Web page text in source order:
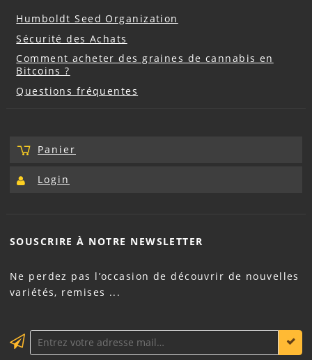
Humboldt Seed Organization
Sécurité des Achats
Comment acheter des graines de cannabis en
Bitcoins ?
Questions fréquentes
Panier
Login
SOUSCRIRE À NOTRE NEWSLETTER
Ne perdez pas l’occasion de découvrir de nouvelles
variétés, remises ...